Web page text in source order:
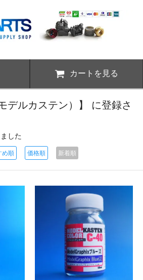
カートを見る
デルカステン）】 に登録さ
した
め順 価格順 新着順